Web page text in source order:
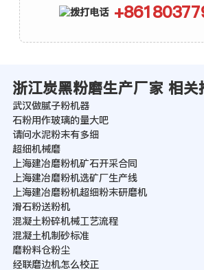
浙江炭黑粉磨生产厂家 相关
武汉做腻子粉机器
石粉用作玻璃的量大吧
请问水泥粉末有多细
超细机械磨
上海建冶磨粉机矿石开采合同
上海建冶磨粉机选矿厂生产线
上海建冶磨粉机超细粉末研磨机
滑石粉送粉机
混凝土粉碎机械工艺流程
混凝土机制砂标准
磨粉料仓粉尘
经联磨边机怎么校正